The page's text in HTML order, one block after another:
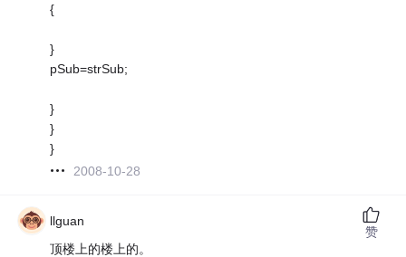
{
}
pSub=strSub;
}
}
}
2008-10-28
llguan
顶楼上的楼上的。
赞